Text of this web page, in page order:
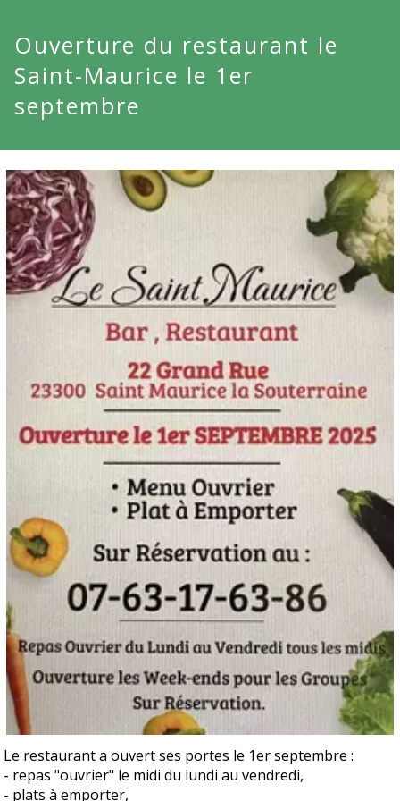
Ouverture du restaurant le
Saint-Maurice le 1er
septembre
Le restaurant a ouvert ses portes le 1er septembre :
- repas "ouvrier" le midi du lundi au vendredi,
- plats à emporter,